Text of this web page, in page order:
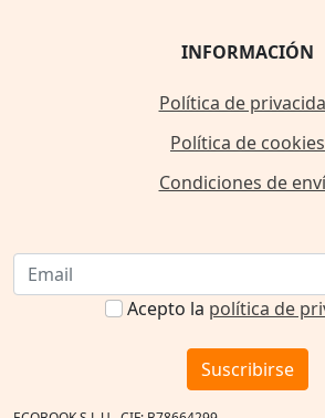
INFORMACIÓN
Política de
Política de cookies
Condiciones de
Acepto la política de
Suscribirse